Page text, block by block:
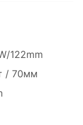
122mm
/ 70мм